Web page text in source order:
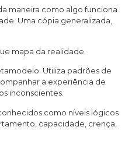
maneira como algo funciona
Uma cópia generalizada,
mapa da realidade.
Utiliza padrões de
a experiência de
inconscientes.
como níveis lógicos
capacidade, crença,